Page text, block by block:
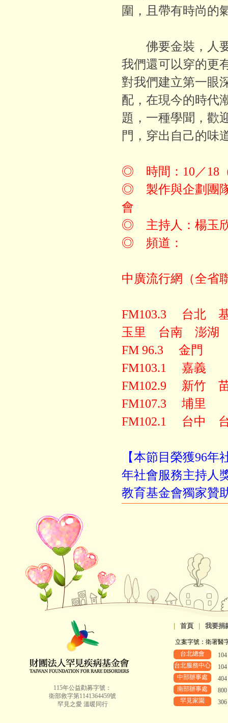
圍，且帶有時尚的
佛要金裝，人要
我們還可以穿的更
對我們建立第一眼
配，在現今的時代
題，一種學聞，歡
門，穿出自己的味
◎ 時間：10／18（
◎ 製作與企劃團
會
◎ 主持人：楊玉
◎ 頻道：
中廣流行網（全省
FM103.3 台北
玉里 台南 澎
FM 96.3 金門
FM103.1 嘉義
FM102.9 新竹
FM107.3 埔里
FM102.1 台中
【本節目榮獲96年
年社會服務主持人
教育基金會獨家贊
115年公益勸募字號：
衛部救字第1141364459號
罕見之愛 溫暖同行
首頁 我要捐
立案字號：衛署醫
台北總會
台北服務中心
中部辦事處
南部辦事處
罕見家園